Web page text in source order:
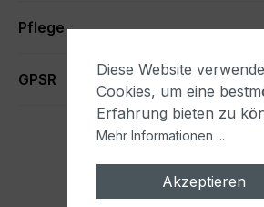
Pflege
GPSR
Oft zusammen
Kuscheltier Reh, klein
Diese Website
Cookies, um eine
Erfahrung bieten zu
Mehr Informationen ...
Akzeptieren